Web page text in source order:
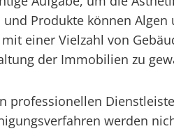
Produkte können
einer Vielzahl von
der Immobilien zu
professionellen
werden